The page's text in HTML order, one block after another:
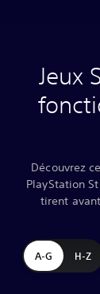
Jeux
Découvrez
PlayStation
tirent
A-G H-Z